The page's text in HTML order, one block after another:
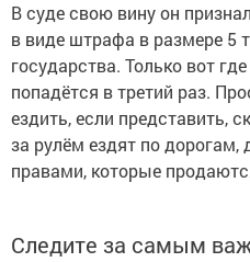
В суде свою вину он
в виде штрафа в размере 5
государства. Только вот
попадётся в третий раз.
ездить, если представить,
за рулём ездят по
правами, которые
Следите за самым